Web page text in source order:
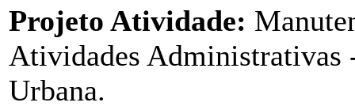
Projeto Atividade:
Atividades Administrativas
Urbana.